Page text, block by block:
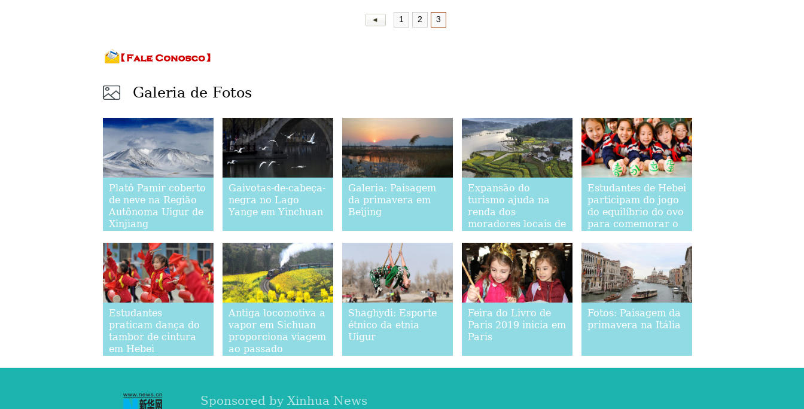
1 2 3
Galeria de Fotos
Platô Pamir coberto
de neve na Região
Autônoma Uigur de
Xinjiang
Gaivotas-de-cabeça-
negra no Lago
Yange em Yinchuan
Galeria: Paisagem
da primavera em
Beijing
Expansão do
turismo ajuda na
renda dos
moradores locais de
da China
Estudantes de Hebei
participam do jogo
do equilíbrio do ovo
para comemorar o
Estudantes
praticam dança do
tambor de cintura
em Hebei
Antiga locomotiva a
vapor em Sichuan
proporciona viagem
ao passado
Shaghydi: Esporte
étnico da etnia
Uigur
Feira do Livro de
Paris 2019 inicia em
Paris
Fotos: Paisagem da
primavera na Itália
Sponsored by Xinhua News